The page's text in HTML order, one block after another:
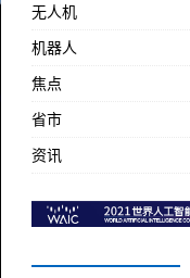
无人机
机器人
焦点
省市
资讯